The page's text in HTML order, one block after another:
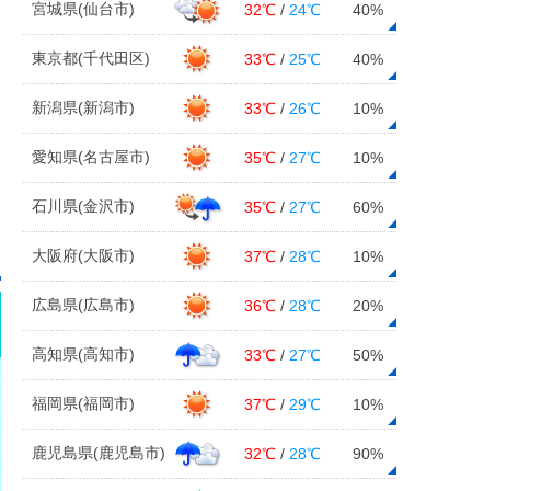
宮城県(仙台市) 32℃ / 24℃ 40%
東京都(千代田区) 33℃ / 25℃ 40%
新潟県(新潟市) 33℃ / 26℃ 10%
愛知県(名古屋市) 35℃ / 27℃ 10%
石川県(金沢市) 35℃ / 27℃ 60%
大阪府(大阪市) 37℃ / 28℃ 10%
広島県(広島市) 36℃ / 28℃ 20%
高知県(高知市) 33℃ / 27℃ 50%
福岡県(福岡市) 37℃ / 29℃ 10%
鹿児島県(鹿児島市) 32℃ / 28℃ 90%